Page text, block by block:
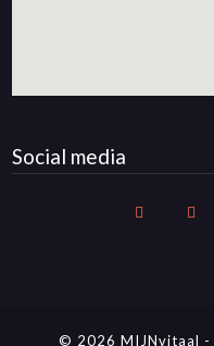
Social media
© 2026 MIJNvitaal -